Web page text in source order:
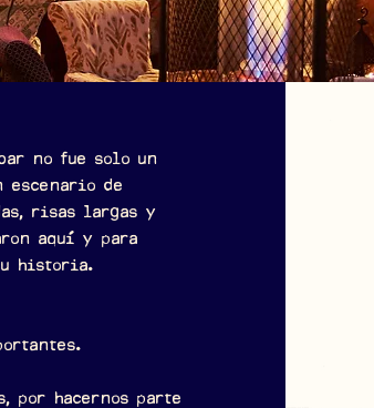
no fue solo un
escenario de
risas largas y
aquí y para
historia.
por hacernos parte